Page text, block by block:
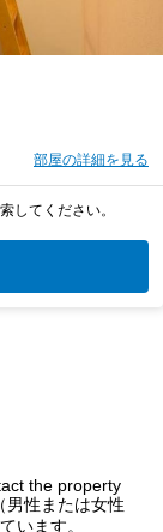
部屋の詳細を見る
してください。
the property
男性または女性
います。